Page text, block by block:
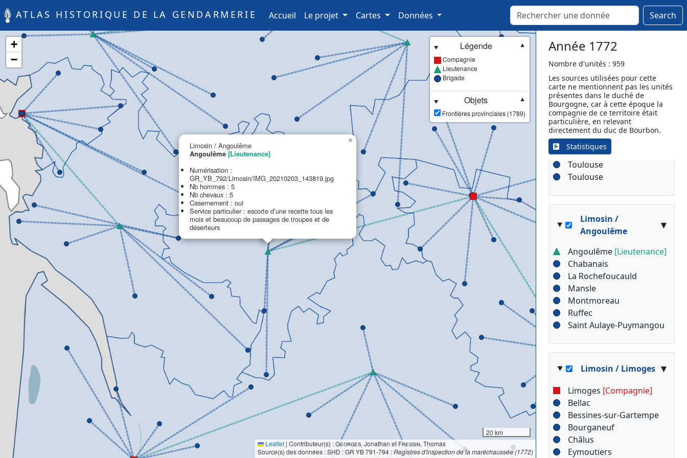
ATLAS HISTORIQUE DE LA GENDARMERIE Accueil (current)
Le projet Cartes Données Search
Limosin / Angoulême
Angoulême [Lieutenance]
Numérisation :
GR_YB_792/Limosin/IMG_20210203_143819.jpg
Nb hommes : 5
Nb chevaux : 5
Casernement : oui
Service particulier : escorte d’une recette tous les
mois et beaucoup de passages de troupes et de
déserteurs
×
+
−
Légende
▼
Compagnie
Lieutenance
Brigade
Objets
▼
Frontières provinciales (1789)
20 km
Leaflet | Contributeur(s) :Georges, Jonathan et Fressin, Thomas
Source(s) des données : SHD : GR YB 791-794 :Registres d'inspection de la maréchaussée (1772)
Année 1772
Nombre d'unités : 959
Les sources utilisées pour cette
carte ne mentionnent pas les unités
présentes dans le duché de
Bourgogne, car à cette époque la
compagnie de ce territoire était
particulière, en relevant
directement du duc de Bourbon.
Statistiques
Languedoc /
Toulouse
Toulouse[Lieutenance]
Albi
Castelnaudary
Fronton
Grisolles
Lavaur
Monestiés
Rabastens
Toulouse
Toulouse
Limosin /
Angoulême
▾
Angoulême [Lieutenance]
Chabanais
La Rochefoucauld
Mansle
Montmoreau
Ruffec
Saint Aulaye-Puymangou
Limosin / Limoges ▾
Limoges [Compagnie]
Bellac
Bessines-sur-Gartempe
Bourganeuf
Châlus
Eymoutiers